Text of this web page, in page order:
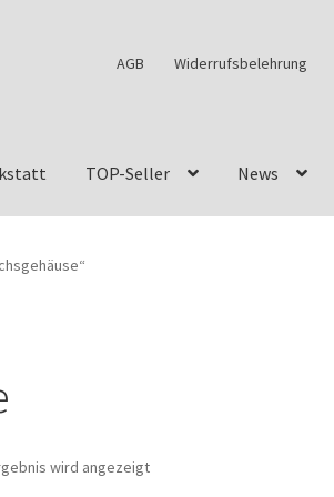
AGB Widerrufsbelehrung
TOP-Seller News
Felge ist für mein G-Modell 2018 verfügbar
Restore – Tune – Drive
wird angezeigt